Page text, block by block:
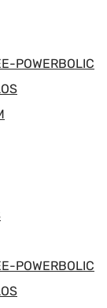
POWERBOLIC
POWERBOLIC